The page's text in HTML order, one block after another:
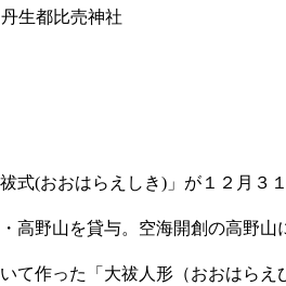
生都比売神社
(おおはらえしき)」が１２月
高野山を貸与。空海開創の高野
て作った「大祓人形（おおはら